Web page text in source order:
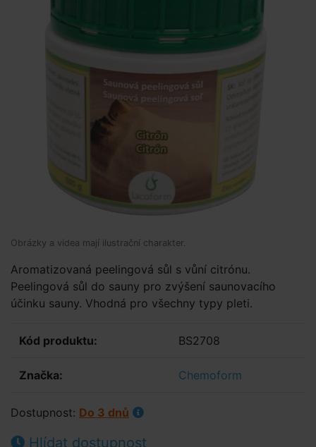
Obrázky a videa mají ilustrační charakter.
Aromatizovaná peelingová sůl s vůní citrónu.
Peelingová sůl do sauny pro zvýšení saunovacího
účinku sauny. Vhodná pro všechny typy pleti.
Kód produktu: BS2708
Značka: Chemoform
Dostupnost: Do 3 dnů
Hlídat dostupnost